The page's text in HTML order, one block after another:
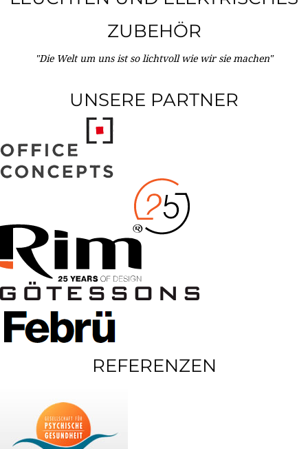
ZUBEHÖR
"Die Welt um uns ist so lichtvoll wie wir sie machen"
UNSERE PARTNER
REFERENZEN